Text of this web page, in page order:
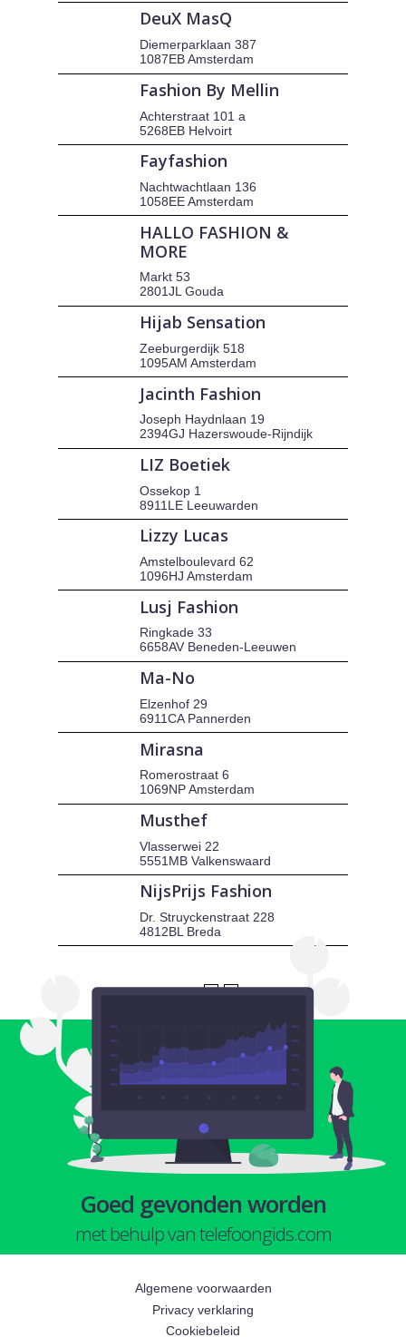
DeuX MasQ
Diemerparklaan 387
1087EB Amsterdam
Fashion By Mellin
Achterstraat 101 a
5268EB Helvoirt
Fayfashion
Nachtwachtlaan 136
1058EE Amsterdam
HALLO FASHION &
MORE
Markt 53
2801JL Gouda
Hijab Sensation
Zeeburgerdijk 518
1095AM Amsterdam
Jacinth Fashion
Joseph Haydnlaan 19
2394GJ Hazerswoude-Rijndijk
LIZ Boetiek
Ossekop 1
8911LE Leeuwarden
Lizzy Lucas
Amstelboulevard 62
1096HJ Amsterdam
Lusj Fashion
Ringkade 33
6658AV Beneden-Leeuwen
Ma-No
Elzenhof 29
6911CA Pannerden
Mirasna
Romerostraat 6
1069NP Amsterdam
Musthef
Vlasserwei 22
5551MB Valkenswaard
NijsPrijs Fashion
Dr. Struyckenstraat 228
4812BL Breda
Goed gevonden worden
met behulp van telefoongids.com
Algemene voorwaarden
Privacy verklaring
Cookiebeleid